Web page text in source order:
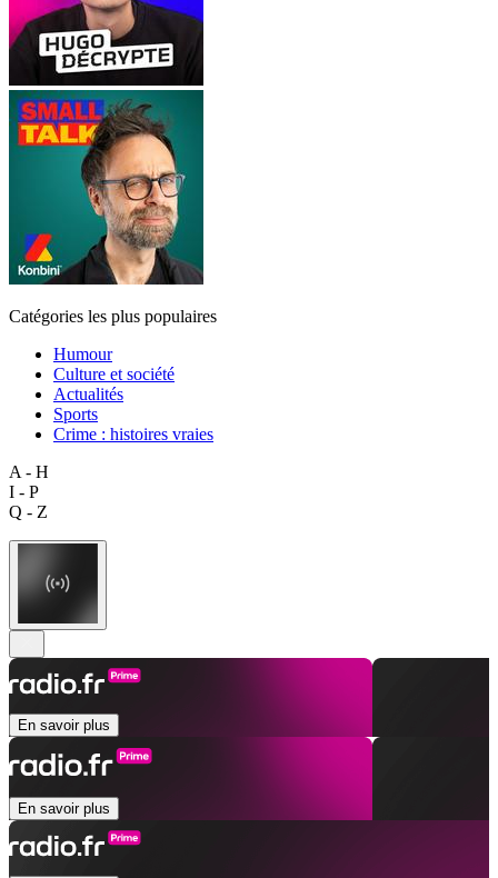
Catégories les plus populaires
Humour
Culture et société
Actualités
Sports
Crime : histoires vraies
A - H
I - P
Q - Z
En savoir plus
En savoir plus